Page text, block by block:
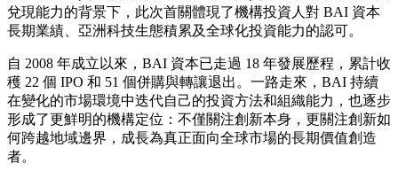
首關，持續布局亞洲增長與全
球化機會
Publish date: 22 May 2026
北京